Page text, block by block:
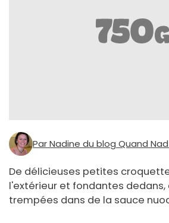
Par Nadine du blog Quand Nad
De délicieuses petites
l'extérieur et fondantes
trempées dans de la sauce